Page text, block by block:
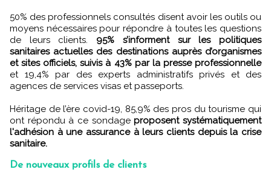
50% des professionnels consultés disent avoir les outils ou
moyens nécessaires pour répondre à toutes les questions
de leurs clients. 95% s’informent sur les politiques
sanitaires actuelles des destinations auprès d’organismes
et sites officiels, suivis à 43% par la presse professionnelle
et 19,4% par des experts administratifs privés et des
agences de services visas et passeports.
Héritage de l’ère covid-19, 85,9% des pros du tourisme qui
ont répondu à ce sondageproposent systématiquement
l'adhésion à une assurance à leurs clients depuis la crise
sanitaire.
De nouveaux profils de clients